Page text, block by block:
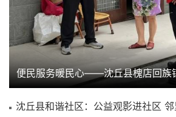
便民服务暖民心——沈丘县槐店回族
沈丘县和谐社区：公益观影进社区